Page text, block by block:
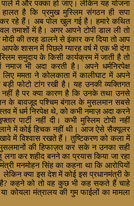
में और पक्का हो जाए। लेकिन यह योजना
है कि प्रमुख मुस्लिम संगठन ही सपा
कर रहे हैं। अब पोल खुल गई है। हमारे कथित
तमाशों में है। अगर आपने टोपी डाल ली तो
की तरह डालने से इंकार कर दिया तो आप
आपके शासन में पिछले ग्यारह वर्ष में एक भी दंगा
समुदाय के किसी कार्यक्रम में जाती है तो
भी अदा करती है। अपने धर्मनिरपेक्ष
ममता ने कोलकाता में कालीघाट में अपने
फोटो टांग रखी है। यह उनकी व्यक्तिगत
नहीं है पर क्या कारण है कि उनके तथा उनसे
के बावजूद पश्चिम बंगाल के मुसलमान सबसे
में धर्म निरपेक्ष थे, को कभी नमाज़ अदा करने
पार्टी नहीं दी। कभी मुस्लिम टोपी नहीं
में कोई हिचक नहीं थी। आज ऐसे सैक्यूलर
में विश्वास रखते हैं। तुष्टिकरण को कला में
मुसलमानों की हिफाज़त कर सके न उनका सही
कर शहीद बनने का प्रयास किया जा रहा
मनमोहन सिंह का कहना था कि आरोपियों
लेकिन क्या इस देश में कोई इस प्रधानमंत्री के
कहने को तो वह कुछ भी कह सकते हैं चाहे
कोयला मंत्रालय की गुम फाईलों का मामला